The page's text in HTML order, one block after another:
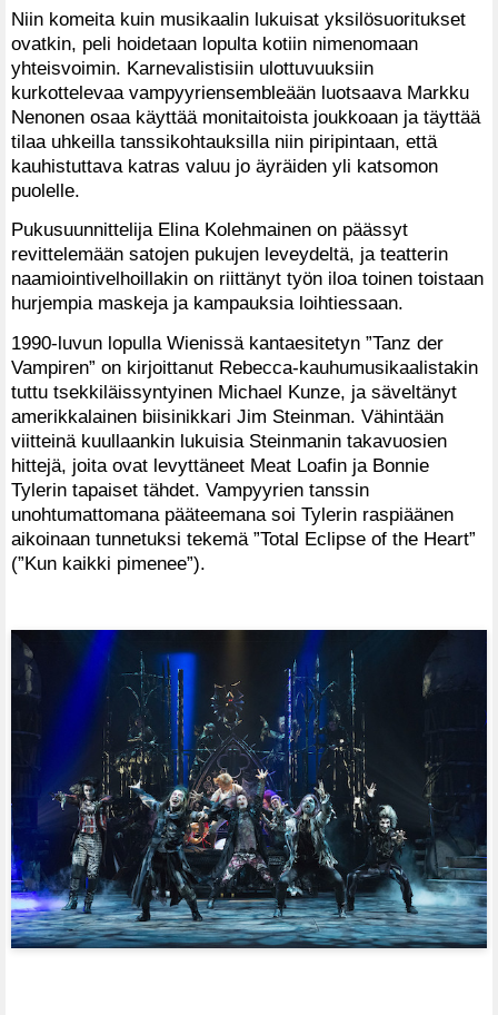
Niin komeita kuin musikaalin lukuisat yksilösuoritukset
ovatkin, peli hoidetaan lopulta kotiin nimenomaan
yhteisvoimin. Karnevalistisiin ulottuvuuksiin
kurkottelevaa vampyyriensembleään luotsaava Markku
Nenonen osaa käyttää monitaitoista joukkoaan ja täyttää
tilaa uhkeilla tanssikohtauksilla niin piripintaan, että
kauhistuttava katras valuu jo äyräiden yli katsomon
puolelle.
Pukusuunnittelija Elina Kolehmainen on päässyt
revittelemään satojen pukujen leveydeltä, ja teatterin
naamiointivelhoillakin on riittänyt työn iloa toinen toistaan
hurjempia maskeja ja kampauksia loihtiessaan.
1990-luvun lopulla Wienissä kantaesitetyn ”Tanz der
Vampiren” on kirjoittanut Rebecca-kauhumusikaalistakin
tuttu tsekkiläissyntyinen Michael Kunze, ja säveltänyt
amerikkalainen biisinikkari Jim Steinman. Vähintään
viitteinä kuullaankin lukuisia Steinmanin takavuosien
hittejä, joita ovat levyttäneet Meat Loafin ja Bonnie
Tylerin tapaiset tähdet. Vampyyrien tanssin
unohtumattomana pääteemana soi Tylerin raspiäänen
aikoinaan tunnetuksi tekemä ”Total Eclipse of the Heart”
(”Kun kaikki pimenee”).